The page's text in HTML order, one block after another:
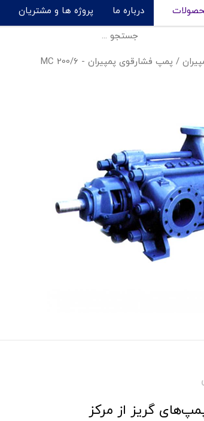
درباره ما پروژه ها و مشتریان
/ پمپ فشارقوی پمپیران - MC 200/۶
گریز از مرکز